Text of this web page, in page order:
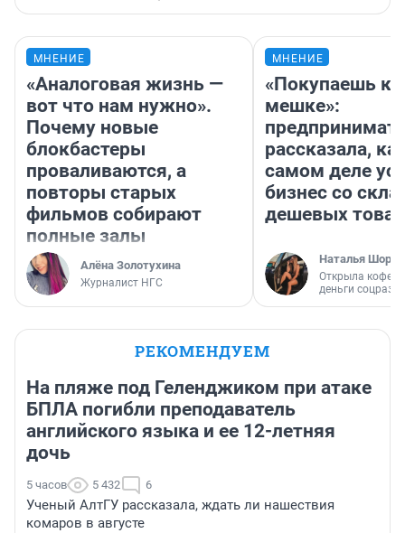
МНЕНИЕ
«Аналоговая жизнь —
вот что нам нужно».
Почему новые
блокбастеры
проваливаются, а
повторы старых
фильмов собирают
полные залы
Алёна Золотухина
Журналист НГС
МНЕНИЕ
«Покупаешь
мешке»:
рассказала,
самом деле
бизнес со
дешевых
Наталья
Открыла
деньги
РЕКОМЕНДУЕМ
На пляже под Геленджиком при атаке
БПЛА погибли преподаватель
английского языка и ее 12-летняя
дочь
5 часов 5 432 6
Ученый АлтГУ рассказала, ждать ли нашествия
комаров в августе